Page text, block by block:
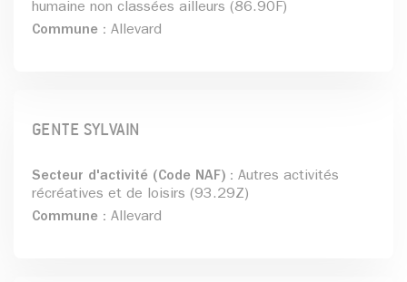
humaine non classées ailleurs (86.90F)
Commune : Allevard
GENTE SYLVAIN
Secteur d'activité (Code NAF) : Autres activités
récréatives et de loisirs (93.29Z)
Commune : Allevard